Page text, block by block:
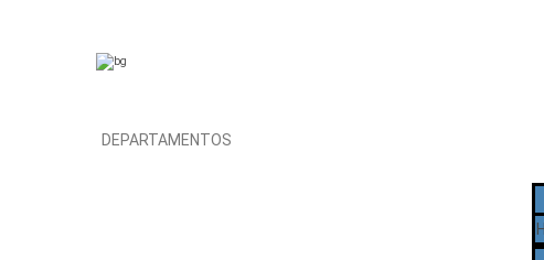
DEPARTAMENTOS